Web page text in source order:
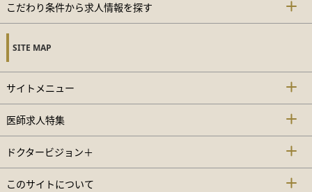
こだわり条件から求人情報を探す
SITE MAP
サイトメニュー
医師求人特集
ドクタービジョン＋
このサイトについて